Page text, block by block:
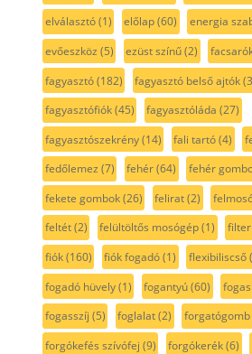
elválasztó(1) előlap(60) energia
evőeszköz (5) ezüst színű(2)
fagyasztó(182) fagyasztó belső ajtók
fagyasztófiók(45) fagyasztóláda (27)
fagyasztószekrény(14) fali tartó(4)
fedőlemez (7) fehér(64) fehér
fekete gombok(26) felirat(2)
feltét(2) felültöltős mosógép(1) filter
fiók(160) fiók fogadó(1) flexibiliscső
fogadó hüvely(1) fogantyú(60)
fogasszíj (5) foglalat(2) forgatógomb
forgókefés szívófej (9) forgókerék(6)